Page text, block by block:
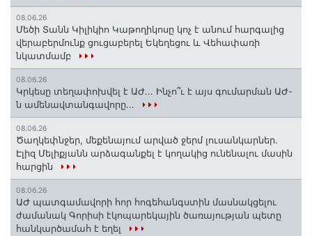
08.06.26
Մեծի Տանն Կիլիկիո Կաթողիկոսը կոչ է անում հարգալից
վերաբերմունք ցուցաբերել Եկեղեցու և Վեհափառի
նկատմամբ
08.06.26
Կրկեսը տեղափոխվել է ԱԺ... Ինչո՞ւ է այս գումարման ԱԺ-
ն ամենավտանգավորը...
08.06.26
Ծաղկեփնջեր, մեքենայում արված ջերմ լուսանկարներ.
Էլիզ Մելիքյանն արձագանքել է կողակից ունենալու մասին
հարցին
08.06.26
ԱԺ պատգամավորի հոր հոգեհանգստին մասնակցելու
ժամանակ Գորիսի էկոպարեկային ծառայության պետը
հանկարծամահ է եղել